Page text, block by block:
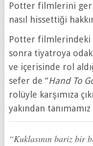
Potter filmlerini
nasıl hissettiği
Potter filmlerindeki
sonra tiyatroya
ve içerisinde rol
sefer de “Hand To
rolüyle karşımıza
yakından
“Kuklasının bariz bir